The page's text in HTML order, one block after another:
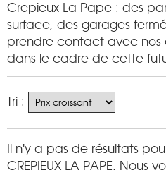
Crepieux La Pape : des
surface, des garages
prendre contact avec nos
dans le cadre de cette
Tri :
Il n'y a pas de résultats
CREPIEUX LA PAPE. Nous